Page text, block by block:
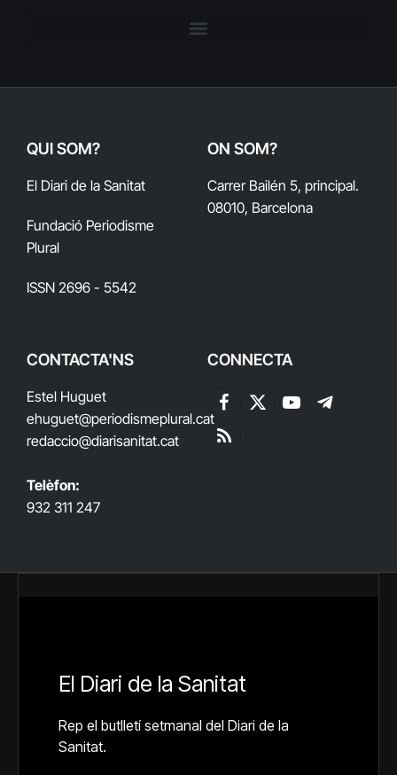
QUI SOM?
El Diari de la Sanitat
Fundació Periodisme
Plural
ISSN 2696 - 5542
ON SOM?
Carrer Bailén 5, principal.
08010, Barcelona
CONTACTA'NS
Estel Huguet
ehuguet@periodismeplural.cat
redaccio@diarisanitat.cat
Telèfon:
932 311 247
CONNECTA
Facebook
X
YouTubeTelegram
RSS